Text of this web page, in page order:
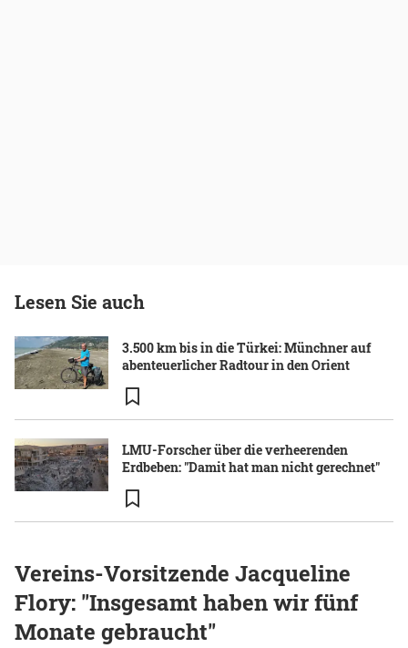
Lesen Sie auch
3.500 km bis in die Türkei: Münchner auf
abenteuerlicher Radtour in den Orient
LMU-Forscher über die verheerenden
Erdbeben: "Damit hat man nicht gerechnet"
Vereins-Vorsitzende Jacqueline
Flory: "Insgesamt haben wir fünf
Monate gebraucht"